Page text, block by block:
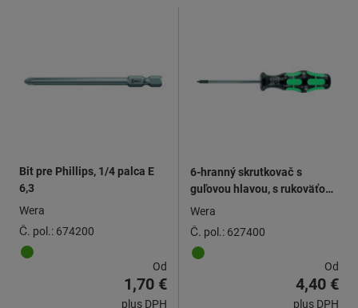
Bit pre Phillips, 1/4 palca E
6,3
Wera
Č. pol.: 674200
Od
1,70 €
plus DPH
6-hranný skrutkovač s
guľovou hlavou, s rukoväťou
Kraftform
Wera
Č. pol.: 627400
Od
4,40 €
plus DPH